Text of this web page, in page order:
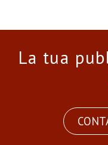
La tua